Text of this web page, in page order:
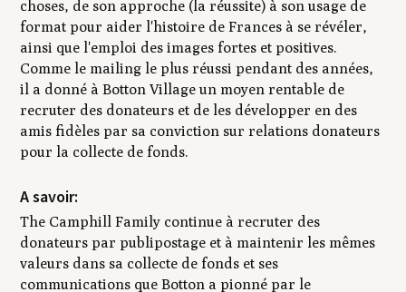
choses, de son approche (la réussite) à son usage de
format pour aider l'histoire de Frances à se révéler,
ainsi que l'emploi des images fortes et positives.
Comme le mailing le plus réussi pendant des années,
il a donné à Botton Village un moyen rentable de
recruter des donateurs et de les développer en des
amis fidèles par sa conviction sur relations donateurs
pour la collecte de fonds.
A savoir:
The Camphill Family continue à recruter des
donateurs par publipostage et à maintenir les mêmes
valeurs dans sa collecte de fonds et ses
communications que Botton a pionné par le